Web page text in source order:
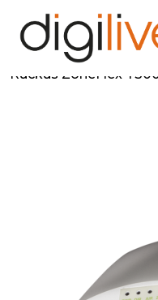
Home
Domů
Bezdrátové sítě nové
Ruckus ZoneFlex